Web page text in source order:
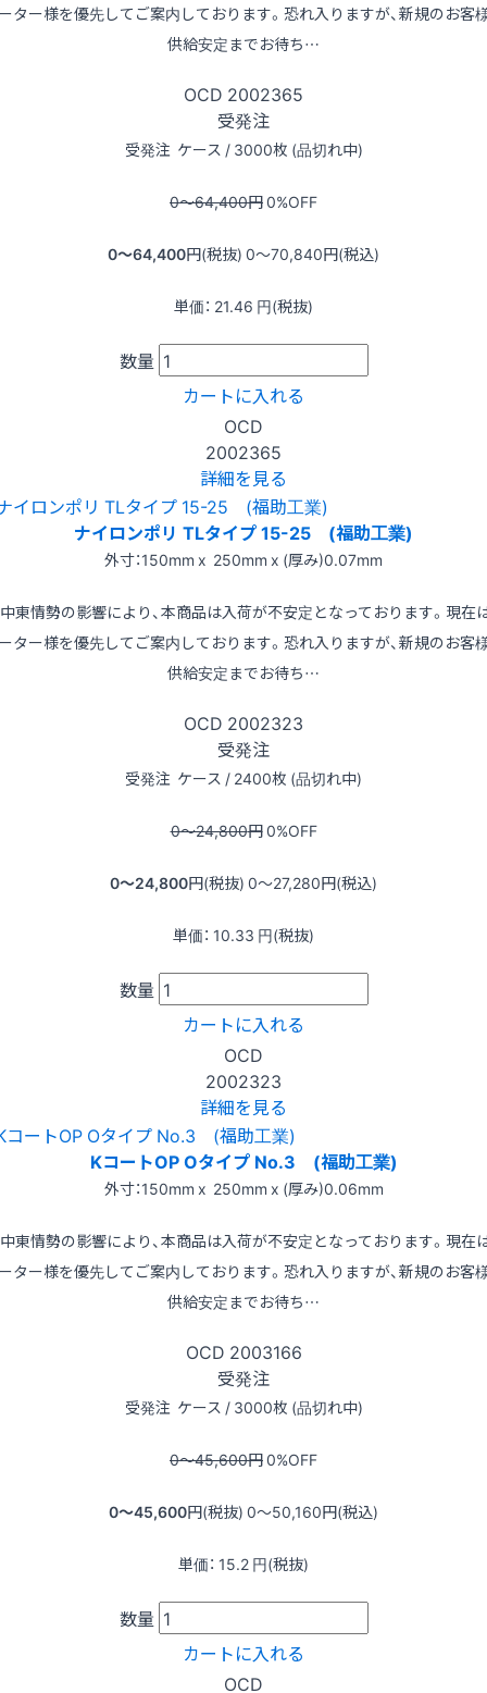
ター様を優先してご案内しております。恐れ入りますが、新規のお客
供給安定までお待ち…
OCD 2002365
受発注
受発注 ケース / 3000枚 (品切れ中)
0〜64,400円0%OFF
0〜64,400円(税抜) 0〜70,840円(税込)
単価： 21.46 円(税抜)
数量
カートに入れる
OCD
2002365
詳細を見る
ナイロンポリ TLタイプ 15-25 (福助工業)
外寸：150mm x 250mm x (厚み)0.07mm
東情勢の影響により、本商品は入荷が不安定となっております。現在
ター様を優先してご案内しております。恐れ入りますが、新規のお客
供給安定までお待ち…
OCD 2002323
受発注
受発注 ケース / 2400枚 (品切れ中)
0〜24,800円0%OFF
0〜24,800円(税抜) 0〜27,280円(税込)
単価： 10.33 円(税抜)
数量
カートに入れる
OCD
2002323
詳細を見る
KコートOP Oタイプ No.3 (福助工業)
外寸：150mm x 250mm x (厚み)0.06mm
東情勢の影響により、本商品は入荷が不安定となっております。現在
ター様を優先してご案内しております。恐れ入りますが、新規のお客
供給安定までお待ち…
OCD 2003166
受発注
受発注 ケース / 3000枚 (品切れ中)
0〜45,600円0%OFF
0〜45,600円(税抜) 0〜50,160円(税込)
単価： 15.2 円(税抜)
数量
カートに入れる
OCD